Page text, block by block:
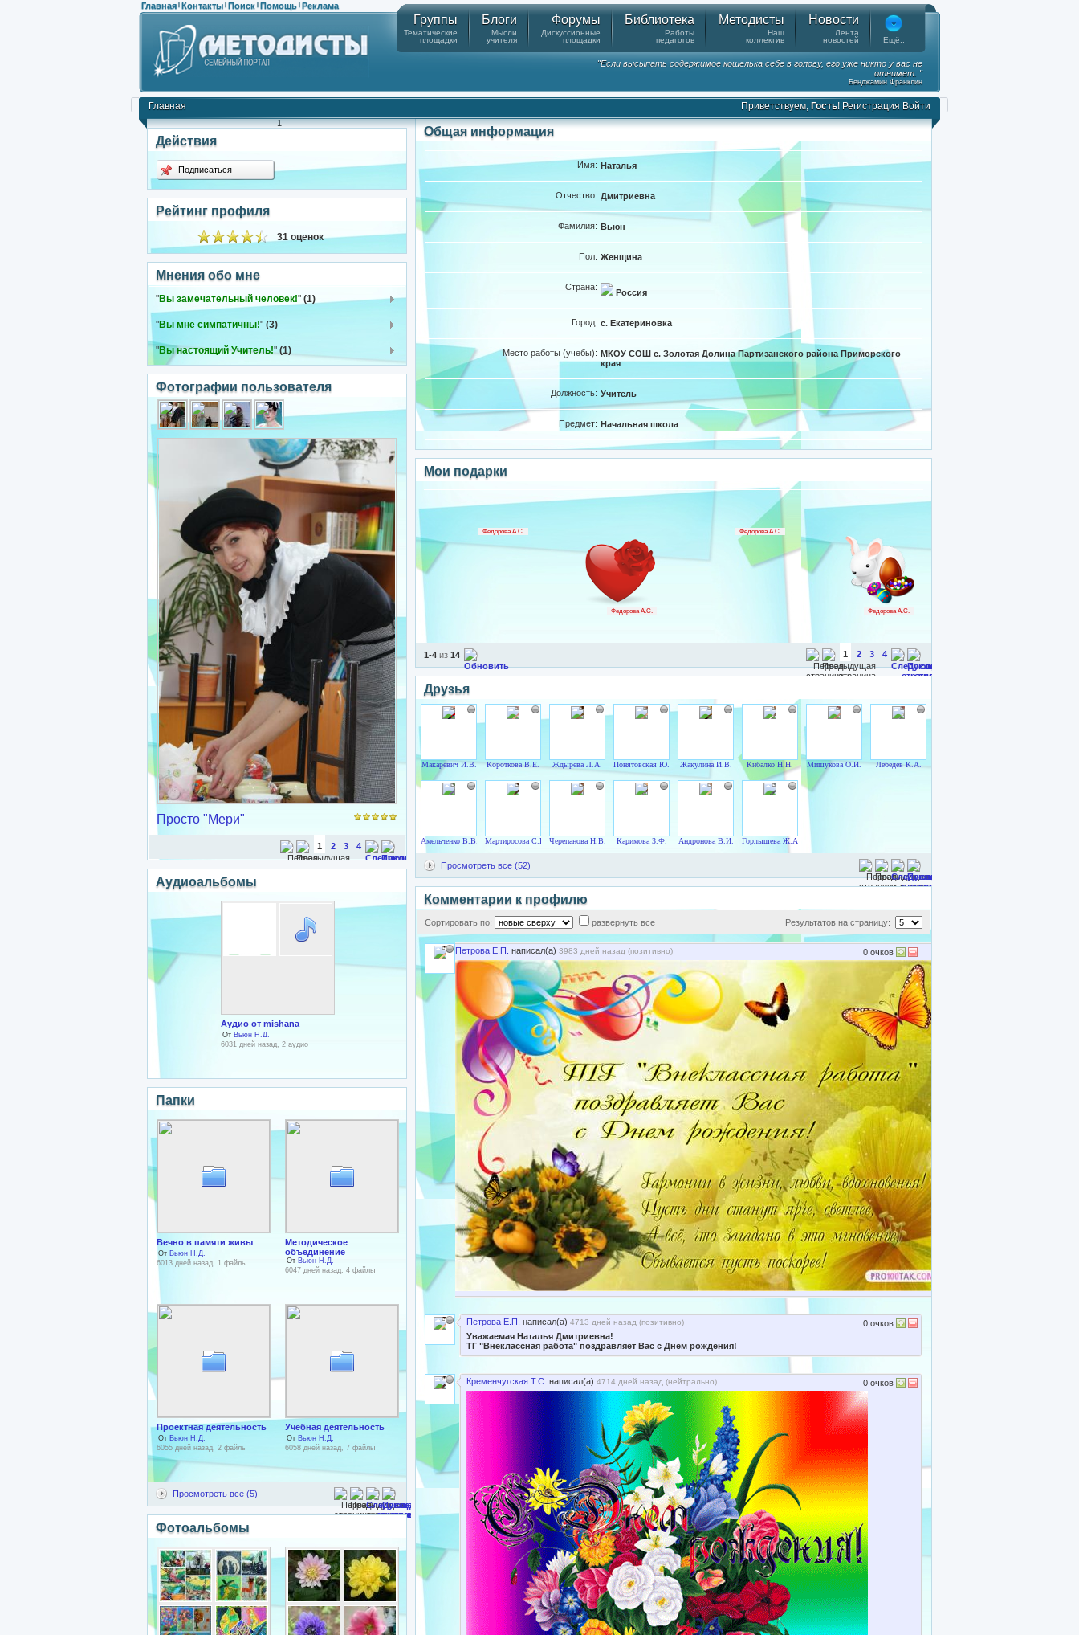
Главная | Контакты | Поиск | Помощь | Реклама
Группы
Тематические
площадки
Блоги
Мысли
учителя
Форумы
Дискуссионные
площадки
Библиотека
Работы
педагогов
Методисты
Наш
коллектив
Новости
Лента
новостей
Ещё..
"Если высыпать содержимое кошелька себе в голову, его уже никто у вас не
отнимет. "
Бенджамин Франклин
Главная Приветствуем, Гость! Регистрация Войти
1
Действия
Подписаться
Рейтинг профиля
31 оценок
Мнения обо мне
"Вы замечательный человек!" (1)
"Вы мне симпатичны!" (3)
"Вы настоящий Учитель!" (1)
Фотографии пользователя
Просто "Мери"
1 2 3 4
Аудиоальбомы
Аудио от mishana
От Вьюн Н.Д.
6031 дней назад, 2 аудио
Папки
Вечно в памяти живы
От Вьюн Н.Д.
6013 дней назад, 1 файлы
Методическое
объединение
От Вьюн Н.Д.
6047 дней назад, 4 файлы
Проектная деятельность
От Вьюн Н.Д.
6055 дней назад, 2 файлы
Учебная деятельность
От Вьюн Н.Д.
6058 дней назад, 7 файлы
Просмотреть все (5)
Фотоальбомы
Общая информация
Имя: Наталья
Отчество: Дмитриевна
Фамилия: Вьюн
Пол: Женщина
Страна:
Россия
Город: с. Екатериновка
Место работы (учебы): МКОУ СОШ с. Золотая Долина Партизанского района Приморского
края
Должность: Учитель
Предмет: Начальная школа
Мои подарки
Федорова А.С.
Федорова А.С.
Федорова А.С.
Федорова А.С.
1-4 из 14 1 2 3 4
Друзья
Макаревич И.В. Короткова В.Е. Ждырёва Л.А. Понятовская Ю.Н. Жакулина И.В. Кибалко Н.Н. Мишукова О.И. Лебедев К.А.
Амельченко В.В. Мартиросова С.Н. Черепанова Н.В. Каримова З.Ф. Андронова В.И. Горлышева Ж.А.
Просмотреть все (52)
Комментарии к профилю
Сортировать по: развернуть все Результатов на страницу:
Петрова Е.П. написал(а) 3983 дней назад (позитивно) 0 очков
Петрова Е.П. написал(а) 4713 дней назад (позитивно)
Уважаемая Наталья Дмитриевна!
ТГ "Внеклассная работа" поздравляет Вас с Днем рождения!
0 очков
Кременчугская Т.С. написал(а) 4714 дней назад (нейтрально) 0 очков